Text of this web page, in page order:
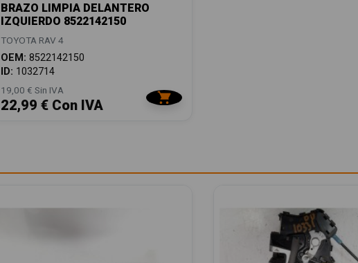
BRAZO LIMPIA DELANTERO
IZQUIERDO 8522142150
TOYOTA RAV 4
OEM: 8522142150
ID: 1032714
19,00 € Sin IVA
22,99 € Con IVA